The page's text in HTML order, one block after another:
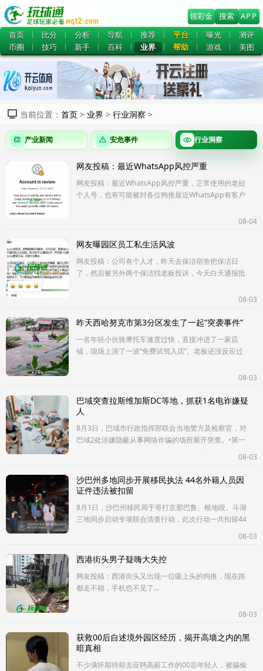
领彩金 搜索
APP
首页
比分 分析 导航 推荐 平台 曝光
测评
币圈
技巧 新手 百科 业界 帮助 游戏 美图
当前位置： 首页 > 业界 > 行业洞察 >
产业新闻 安危事件 行业洞察
网友投稿：最近WhatsApp风控严重
网友投稿：最近WhatsApp风控严重，正常使用的老挝
个人号，也有可能被封各位狗推最近WhatsApp有客户
08-04
网友曝园区员工私生活风波
网友投稿：公司有个人才，昨天去保洁宿舍把保洁日
了，然后被另外两个保洁找老板投诉，今天白天通报批
08-03
昨天西哈努克市第3分区发生了一起“突袭事件”
一名年轻小伙骑摩托车速度过快，直接冲进了一家店
铺，现场上演了一波“免费试驾入店”。老板还没反应过
08-03
巴域突查拉斯维加斯DC等地，抓获1名电诈嫌疑
人
8月3日，巴域市行政指挥部联合当地警方及检察官，对
巴域2处涉嫌隐蔽从事网络诈骗的场所展开突查。•第一
08-03
沙巴州多地同步开展移民执法 44名外籍人员因
证件违法被扣留
8月1日，沙巴州移民局于哥打京那巴鲁、根地咬、斗湖
三地同步启动专项联合清查行动，此次行动一共扣留44
08-03
西港街头男子疑嗨大失控
网友投稿：西港街头又出现一位吸上头的狗推，现在路
都走不稳，手机也不见了...
08-03
获救00后自述境外园区经历，揭开高墙之内的黑
暗真相
不少满怀期待前去应聘高薪工作的00后年轻人，被骗偷